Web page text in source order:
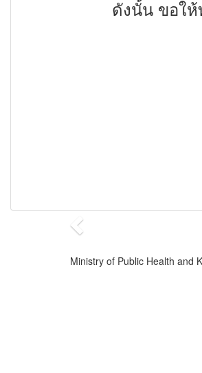
ดังนั้น ขอให้
Ministry of Public Health and